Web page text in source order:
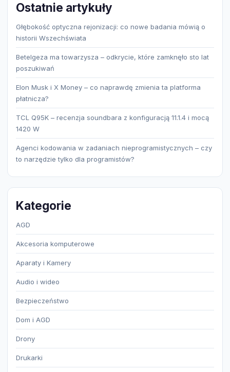
Ostatnie artykuły
Głębokość optyczna rejonizacji: co nowe badania mówią o
historii Wszechświata
Betelgeza ma towarzysza – odkrycie, które zamknęło sto lat
poszukiwań
Elon Musk i X Money – co naprawdę zmienia ta platforma
płatnicza?
TCL Q95K – recenzja soundbara z konfiguracją 11.1.4 i mocą
1420 W
Agenci kodowania w zadaniach nieprogramistycznych – czy
to narzędzie tylko dla programistów?
Kategorie
AGD
Akcesoria komputerowe
Aparaty i Kamery
Audio i wideo
Bezpieczeństwo
Dom i AGD
Drony
Drukarki